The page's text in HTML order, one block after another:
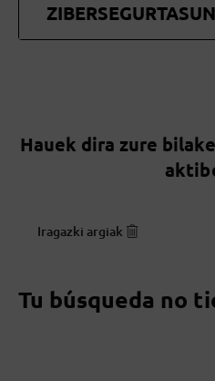
Hauek dira zure
Iragazki argiak
Tu búsqueda no